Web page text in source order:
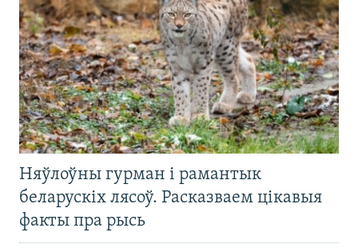
Няўлоўны гурман і рамантык
беларускіх лясоў. Расказваем цікавыя
факты пра рысь